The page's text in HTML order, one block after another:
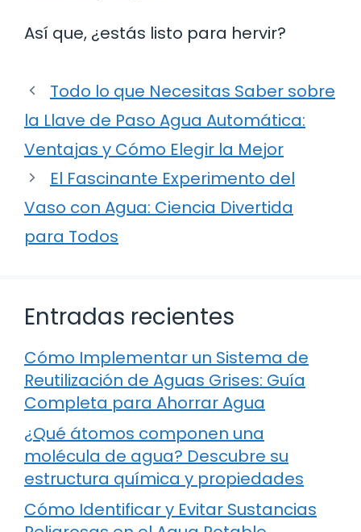
Así que, ¿estás listo para hervir?
Todo lo que Necesitas Saber sobre
la Llave de Paso Agua Automática:
Ventajas y Cómo Elegir la Mejor
El Fascinante Experimento del
Vaso con Agua: Ciencia Divertida
para Todos
Entradas recientes
Cómo Implementar un Sistema de
Reutilización de Aguas Grises: Guía
Completa para Ahorrar Agua
¿Qué átomos componen una
molécula de agua? Descubre su
estructura química y propiedades
Cómo Identificar y Evitar Sustancias